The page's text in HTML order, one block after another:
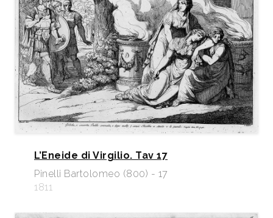
L’Eneide di Virgilio. Tav 17
Pinelli Bartolomeo (800) - 17
1811